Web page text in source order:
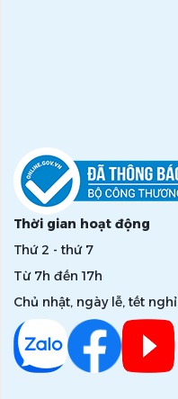
Thời gian hoạt động
Thứ 2 - thứ 7
Từ 7h đến 17h
Chủ nhật, ngày lễ, tết nghỉ